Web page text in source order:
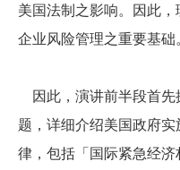
美国法制之影响。因此
企业风险管理之重要基础
因此，演讲前半段首先
题，详细介绍美国政府
律，包括「国际紧急经济